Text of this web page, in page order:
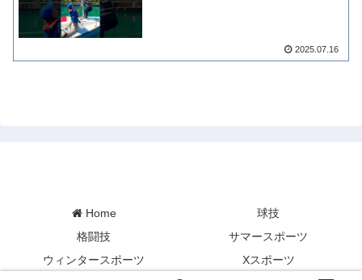
2025.07.16
Home
球技
格闘技
サマースポーツ
ウィンタースポーツ
Xスポーツ